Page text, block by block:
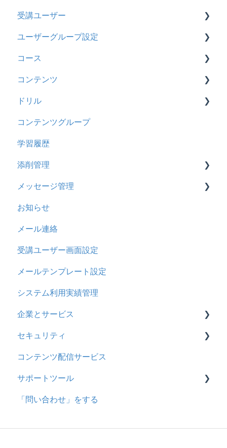
カスタマイズ
インターネット・セキュリティ
料金
管理ユーザー・受講ユーザー
履歴
コンテンツ
CSV
ドキュメント
ビデオ
ドリル
メール
メッセージ
お知らせ
多言語変換
助成金
2026年2月アップデート
2025年10月アップデート
2025年9月アップデート
2025年3月アップデート
2024年12月アップデート
2024年8月アップデート
2024年5月アップデート
2023年12月アップデート
2023年11月アップデート
2023年8月アップデート
2023年4月アップデート
管理ユーザーの統合について
管理ユーザーについて
ロールと権限
受講ユーザー
基本操作
【新レイアウト】受講ユーザー登録について
【旧レイアウト】ユーザー編集について
ユーザーグループ設定
【新レイアウト】ユーザーグループ設定
【旧レイアウト】ユーザーグループ設定
コース
基本操作
新レイアウト
旧レイアウト
コース詳細設定の参考
ストレスチェック
CSVについて
コンテンツ
ビデオ
ドキュメント
多言語表示
リンク
ドリル
概要
問題について
ドリルについて
【問題・ドリル】の参考
ドリルスキンについて
問題属性
コンテンツグループ
学習履歴
添削管理
概要
基本操作
採点権限のみを持ったユーザ
採点・承認権限を持ったユーザ
メッセージ管理
基本操作
リンクメッセージスレッド
お知らせ
メール連絡
受講ユーザー画面設定
メールテンプレート設定
システム利用実績管理
企業とサービス
用語の定義
企業について
統合ユーザーについて
サービスについて
セキュリティ
シングルサインオン設定
証明書認証
MFA(多要素認証)
コンテンツ配信サービス
サポートツール
基本操作
「問い合わせ」をする